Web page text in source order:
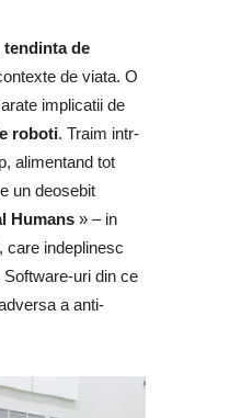
de
de viata. O
implicatii de
roboti. Traim intr-
alimentand tot
un deosebit
Humans » – in
care indeplinesc
uri din ce
a anti-